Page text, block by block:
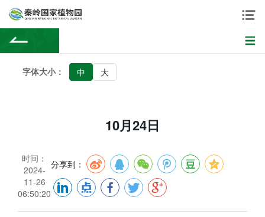
字体大小： 中 大
10月24日
时间：
2024-
11-26
06:50:20
分享到：